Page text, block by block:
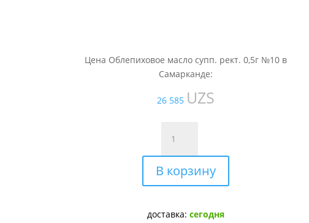
Цена Облепиховое масло супп. рект. 0,5г №10 в
Самарканде:
26 585 UZS
товара
Облепиховое
масло
супп.
0,5г
В корзину
доставка: сегодня